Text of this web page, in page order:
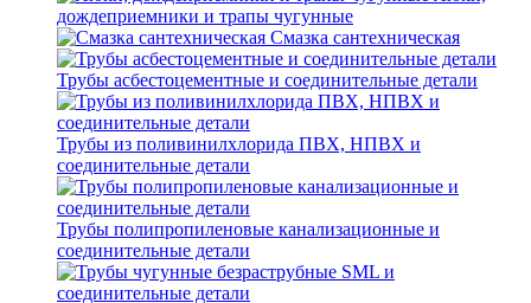
дождеприемники и трапы чугунные
Смазка сантехническая
Трубы асбестоцементные и соединительные детали
Трубы из поливинилхлорида ПВХ, НПВХ и
соединительные детали
Трубы полипропиленовые канализационные и
соединительные детали